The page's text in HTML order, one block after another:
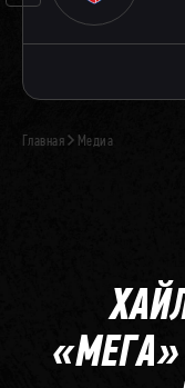
Главная Медиа